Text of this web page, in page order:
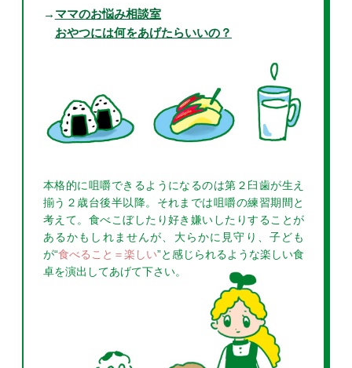
ママのお悩み相談室
おやつには何をあげたらいいの？
本格的に咀嚼できるようになるのは第２臼歯が生え
揃う２歳台後半以降。それまでは咀嚼の練習期間と
考えて。食べこぼしたり好き嫌いしたりすることが
あるかもしれませんが、大らかに見守り、子ども
が“食べること＝楽しい”と感じられるような楽しい食
卓を演出してあげて下さい。